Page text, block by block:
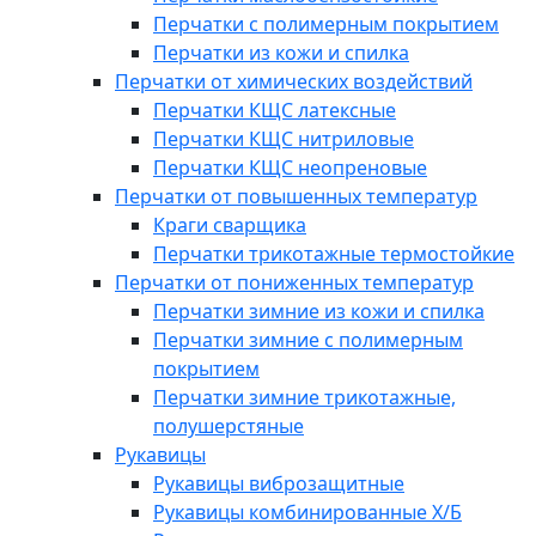
Перчатки с полимерным покрытием
Перчатки из кожи и спилка
Перчатки от химических воздействий
Перчатки КЩС латексные
Перчатки КЩС нитриловые
Перчатки КЩС неопреновые
Перчатки от повышенных температур
Краги сварщика
Перчатки трикотажные термостойкие
Перчатки от пониженных температур
Перчатки зимние из кожи и спилка
Перчатки зимние с полимерным
покрытием
Перчатки зимние трикотажные,
полушерстяные
Рукавицы
Рукавицы виброзащитные
Рукавицы комбинированные Х/Б